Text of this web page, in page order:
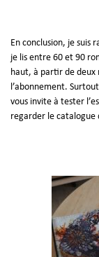
En conclusion, je suis
je lis entre 60 et 90
haut, à partir de
l’abonnement.
vous invite à tester
regarder le catalogue